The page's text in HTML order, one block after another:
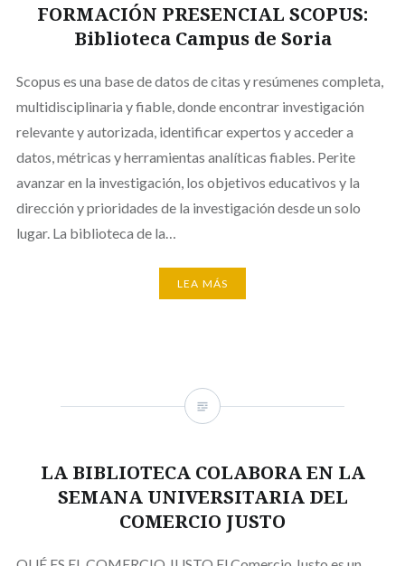
FORMACIÓN PRESENCIAL SCOPUS:
Biblioteca Campus de Soria
Scopus es una base de datos de citas y resúmenes completa,
multidisciplinaria y fiable, donde encontrar investigación
relevante y autorizada, identificar expertos y acceder a
datos, métricas y herramientas analíticas fiables. Perite
avanzar en la investigación, los objetivos educativos y la
dirección y prioridades de la investigación desde un solo
lugar. La biblioteca de la…
LEA MÁS
LA BIBLIOTECA COLABORA EN LA
SEMANA UNIVERSITARIA DEL
COMERCIO JUSTO